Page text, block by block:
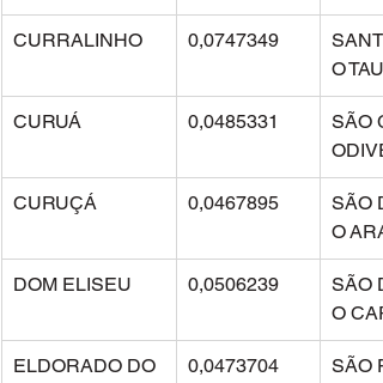
CURRALINHO 0,0747349
O
CURUÁ 0,0485331
SÃO
CURUÇÁ 0,0467895
SÃO
O
DOM ELISEU 0,0506239
SÃO
O
ELDORADO DO
0,0473704
SÃO